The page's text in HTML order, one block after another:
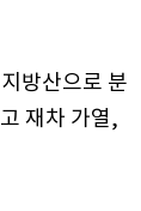
방산으로 분
재차 가열,